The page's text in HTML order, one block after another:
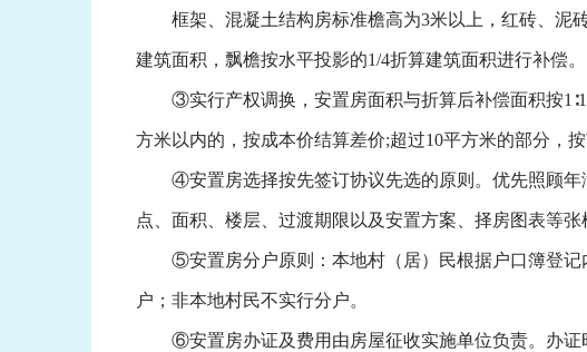
框架、混凝土结构房标准檐高为3米以上，红砖、泥砖
建筑面积，飘檐按水平投影的1/4折算建筑面积进行补偿。
③实行产权调换，安置房面积与折算后补偿面积按1∶1
方米以内的，按成本价结算差价;超过10平方米的部分，
④安置房选择按先签订协议先选的原则。优先照顾年
点、面积、楼层、过渡期限以及安置方案、择房图表等张
⑤安置房分户原则：本地村（居）民根据户口簿登记
户；非本地村民不实行分户。
⑥安置房办证及费用由房屋征收实施单位负责。办证